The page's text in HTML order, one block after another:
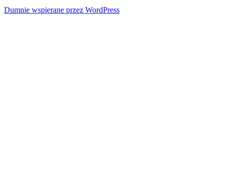
Dumnie wspierane przez WordPress